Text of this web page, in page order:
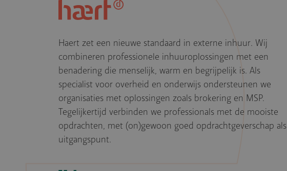
Haert zet een nieuwe standaard in externe inhuur. Wij
combineren professionele inhuuroplossingen met een
benadering die menselijk, warm en begrijpelijk is. Als
specialist voor overheid en onderwijs ondersteunen we
organisaties met oplossingen zoals brokering en MSP.
Tegelijkertijd verbinden we professionals met de mooiste
opdrachten, met (on)gewoon goed opdrachtgeverschap als
uitgangspunt.